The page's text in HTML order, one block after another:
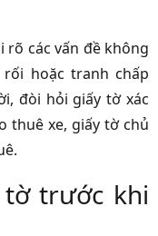
rõ các vấn đề không
hoặc tranh chấp
đòi hỏi giấy tờ xác
thuê xe, giấy tờ chủ
trước khi